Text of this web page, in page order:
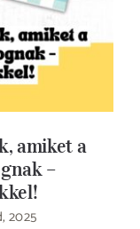
amiket a
–
2025